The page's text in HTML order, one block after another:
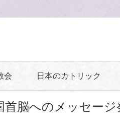
会 日本のカトリック
首脳へのメッセージ